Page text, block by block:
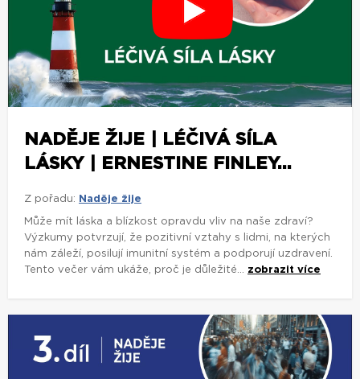
NADĚJE ŽIJE | LÉČIVÁ SÍLA
LÁSKY | ERNESTINE FINLEY...
Z pořadu: Naděje žije
Může mít láska a blízkost opravdu vliv na naše zdraví?
Výzkumy potvrzují, že pozitivní vztahy s lidmi, na kterých
nám záleží, posilují imunitní systém a podporují uzdravení.
Tento večer vám ukáže, proč je důležité... zobrazit více